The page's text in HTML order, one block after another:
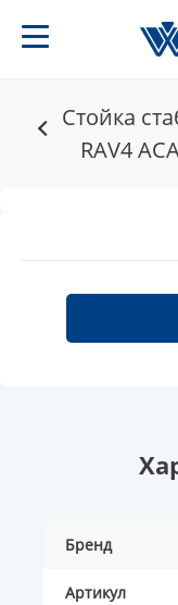
Стойка
RAV4
Бренд
Артикул